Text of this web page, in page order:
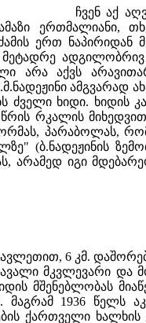
ჩვენ აქ
ერთმალიანი,
ერთ ნაპირიდან
ადგილობრივ
არა აქვს
ამგვარად
ძველი ხიდი. ხიდის
რკალის
პარაბოლას,
(ბ.ნადეჟინის
არამედ იგი
6 კმ.
მკვლევარი და
მშენებლობას
მაგრამ 1936 წელს
ქართველი